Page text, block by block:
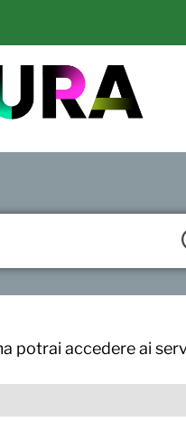
potrai accedere ai